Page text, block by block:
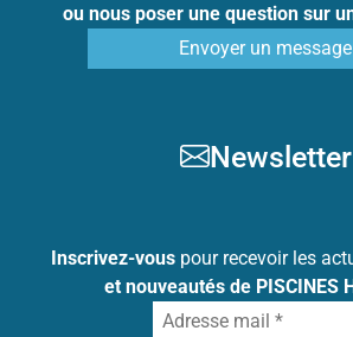
ou nous poser une question sur
Envoyer un message
Newsletter
Inscrivez-vouspour recevoir les
et nouveautés de PISCINES